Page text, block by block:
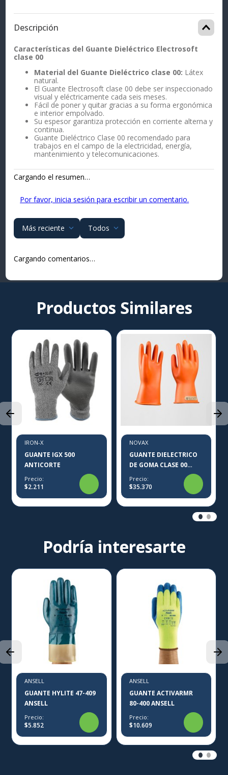
Descripción
Características del Guante Dieléctrico Electrosoft
clase 00
Material del Guante Dieléctrico clase 00: Látex
natural.
El Guante Electrosoft clase 00 debe ser inspeccionado
visual y eléctricamente cada seis meses.
Fácil de poner y quitar gracias a su forma ergonómica
e interior empolvado.
Su espesor garantiza protección en corriente alterna y
continua.
Guante Dieléctrico Clase 00 recomendado para
trabajos en el campo de la electricidad, energía,
mantenimiento y telecomunicaciones.
Cargando el resumen…
Por favor, inicia sesión para escribir un comentario.
Más reciente Todos
Cargando comentarios…
Productos Similares
IRON-X
GUANTE IGX 500
ANTICORTE
Precio:
$2.211
NOVAX
GUANTE DIELECTRICO
DE GOMA CLASE 00
NOVAX
Precio:
$35.370
Podría interesarte
ANSELL
GUANTE HYLITE 47-409
ANSELL
Precio:
$5.852
ANSELL
GUANTE ACTIVARMR
80-400 ANSELL
Precio:
$10.609